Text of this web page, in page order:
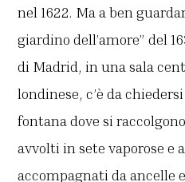
nel 1622. Ma a ben
giardino dell’amore” del
di Madrid, in una sala
londinese, c’è da
fontana dove si
avvolti in sete vaporose e
accompagnati da ancelle